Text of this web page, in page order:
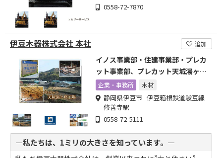
0558-72-7870
伊豆木器株式会社 本社 追加
イノス事業部・住建事業部・プレカ
ット事業部、プレカット天城湯ヶ島
工場
企業・事務所 木材
静岡県伊豆市 伊豆箱根鉄道駿豆線
修善寺駅
0558-72-5111
―私たちは、1ミリの大きさを知っています。―